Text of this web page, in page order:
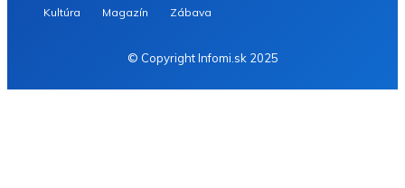
Kultúra
Magazín Zábava
© Copyright Infomi.sk 2025